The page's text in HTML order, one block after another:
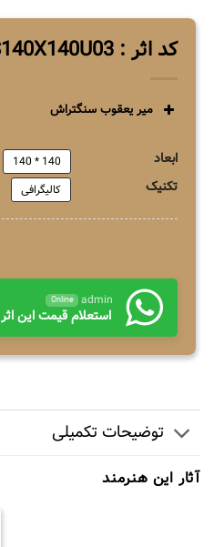
کد اثر : ZG1MS140X140U03
میر یعقوب سنگتراش
ابعاد 140 * 140
تکنیک کالیگرافی
admin
Online
استعلام قیمت این اثر
توضیحات تکمیلی
آثار این هنرمند